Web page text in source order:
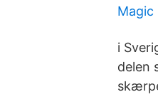
Magic
i
delen